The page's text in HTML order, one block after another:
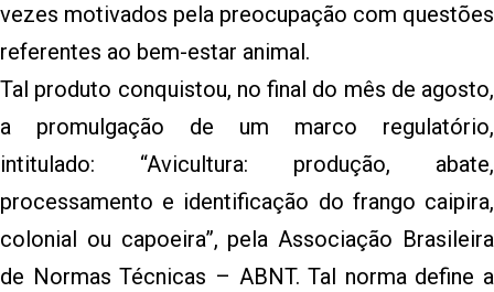
vezes motivados pela preocupação com questões
referentes ao bem-estar animal.
Tal produto conquistou, no final do mês de agosto,
a promulgação de um marco regulatório,
intitulado: “Avicultura: produção, abate,
processamento e identificação do frango caipira,
colonial ou capoeira”, pela Associação Brasileira
de Normas Técnicas – ABNT. Tal norma define a